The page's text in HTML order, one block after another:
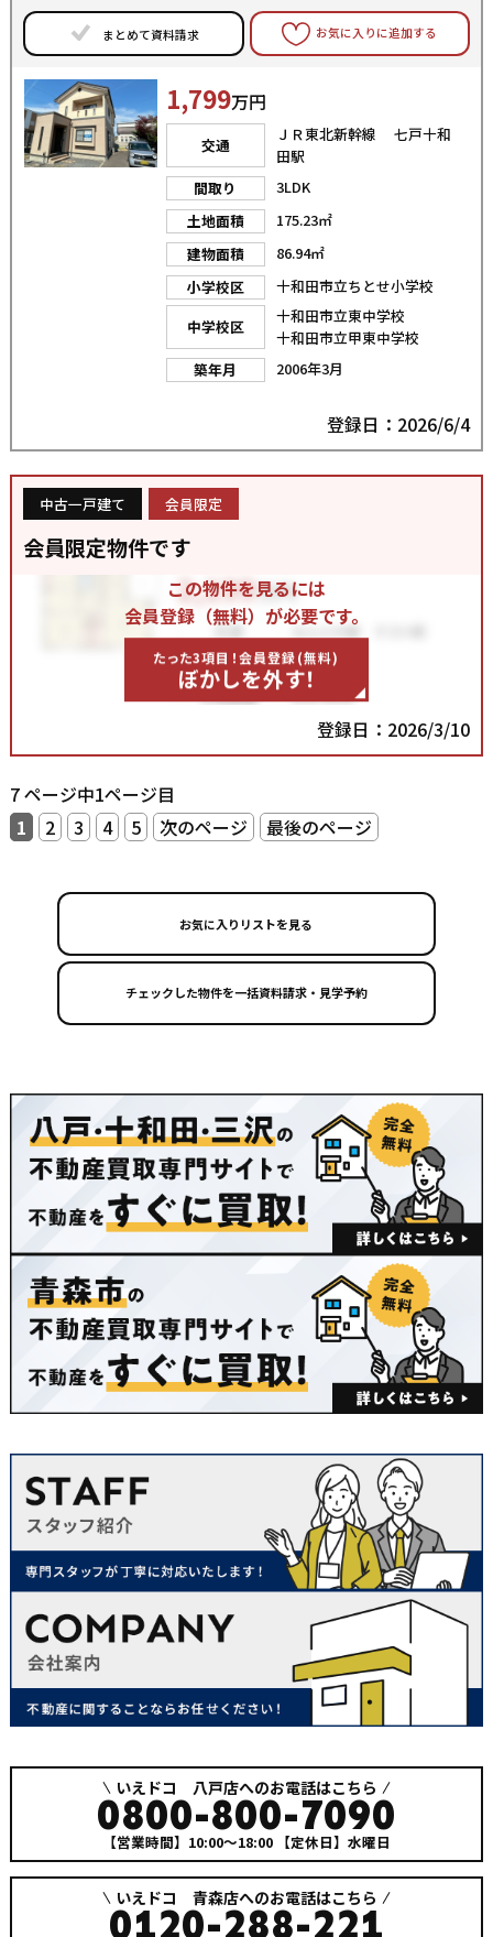
まとめて資料請求 お気に入りに追加する
1,799万円
交通
ＪＲ東北新幹線 七戸十和
田駅
間取り
3LDK
土地面積
175.23㎡
建物面積
86.94㎡
小学校区
十和田市立ちとせ小学校
中学校区
十和田市立東中学校
十和田市立甲東中学校
築年月
2006年3月
登録日：2026/6/4
中古一戸建て 会員限定
会員限定物件です
この物件を見るには
会員登録（無料）が必要です。
たった3項目！会員登録(無料)
ぼかしを外す！
登録日：2026/3/10
7 ページ中1ページ目
1
2 3 4 5 次のページ 最後のページ
お気に入りリストを見る
いえドコ 八戸店へのお電話はこちら
0800-800-7090
【営業時間】10:00～18:00 【定休日】水曜日
いえドコ 青森店へのお電話はこちら
0120-288-221